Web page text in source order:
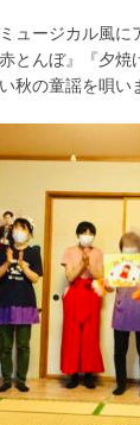
ュージカル風に
とんぼ』『夕焼
秋の童謡を唄い